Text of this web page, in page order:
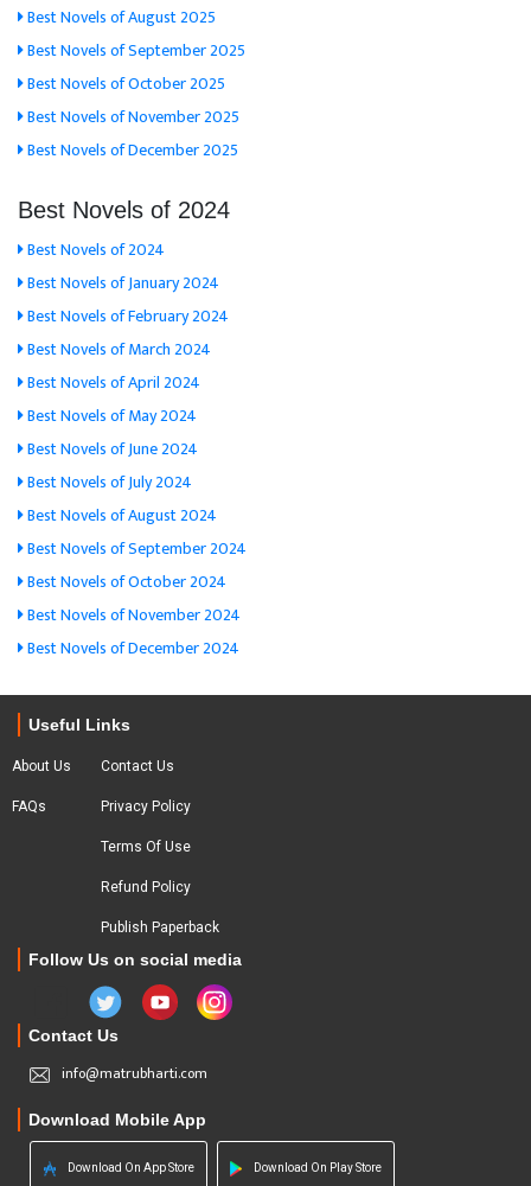
Best Novels of August 2025
Best Novels of September 2025
Best Novels of October 2025
Best Novels of November 2025
Best Novels of December 2025
Best Novels of 2024
Best Novels of 2024
Best Novels of January 2024
Best Novels of February 2024
Best Novels of March 2024
Best Novels of April 2024
Best Novels of May 2024
Best Novels of June 2024
Best Novels of July 2024
Best Novels of August 2024
Best Novels of September 2024
Best Novels of October 2024
Best Novels of November 2024
Best Novels of December 2024
Useful Links
About Us
FAQs
Contact Us
Privacy Policy
Terms Of Use
Refund Policy
Publish Paperback
Follow Us on social media
Contact Us
info@matrubharti.com
Download Mobile App
Download On App Store Download On Play Store